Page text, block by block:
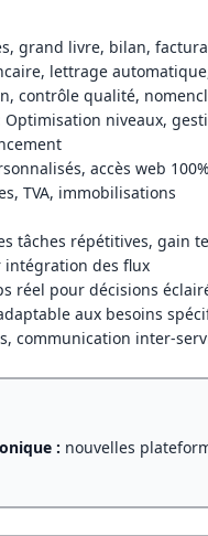
grand livre, bilan,
lettrage
contrôle qualité,
Optimisation niveaux,
accès web 100%
TVA, immobilisations
tâches répétitives, gain
intégration des flux
réel pour décisions
aux besoins
communication inter-
: nouvelles